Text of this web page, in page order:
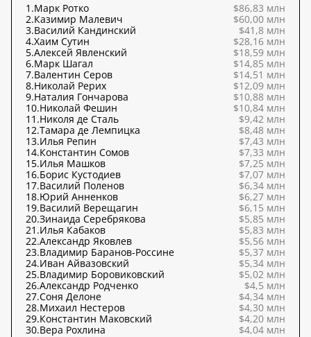
1.Марк Ротко
$86,83 млн
2.Казимир Малевич
$60,00 млн
3.Василий Кандинский
$41,8 млн
4.Хаим Сутин
$28,16 млн
5.Алексей Явленский
$18,59 млн
6.Марк Шагал
$14,85 млн
7.Валентин Серов
$14,51 млн
8.Николай Рерих
$12,09 млн
9.Наталия Гончарова
$10,88 млн
10.Николай Фешин
$10,84 млн
11.Николя де Сталь
$9,42 млн
12.Тамара де Лемпицка
$8,48 млн
13.Илья Репин
$7,43 млн
14.Константин Сомов
$7,33 млн
15.Илья Машков
$7,25 млн
16.Борис Кустодиев
$7,07 млн
17.Василий Поленов
$6,34 млн
18.Юрий Анненков
$6,27 млн
19.Василий Верещагин
$6,15 млн
20.Зинаида Серебрякова
$5,85 млн
21.Илья Кабаков
$5,83 млн
22.Александр Яковлев
$5,56 млн
23.Владимир Баранов-Россине
$5,37 млн
24.Иван Айвазовский
$5,34 млн
25.Владимир Боровиковский
$5,02 млн
26.Александр Родченко
$4,5 млн
27.Соня Делоне
$4,34 млн
28.Михаил Нестеров
$4,30 млн
29.Константин Маковский
$4,20 млн
30.Вера Рохлина $4,04 млн